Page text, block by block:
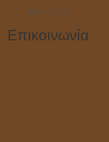
Ιούλ 7, 2025
Επικοινωνία